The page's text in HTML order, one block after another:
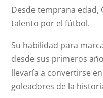
Desde temprana
talento por el fútbol.
Su habilidad para
desde sus primeros
llevaría a convertirse
goleadores de la